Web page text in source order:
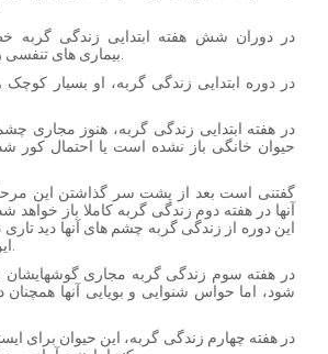
در دوران شش هفته ابتدایی زندگی گربه
در دوره ابتدایی زندگی گربه، او بسیار
در هفته ابتدایی زندگی گربه، هنوز مجاری
حیوان خانگی باز نشده است یا احتمال کور
گفتنی است بعد از پشت سر گذاشتن این
آنها در هفته دوم زندگی گربه کاملا باز
این دوره از زندگی گربه چشم های آنها دید
در هفته سوم زندگی گربه مجاری گوشهایشان
شود، اما حواس شنوایی و بویایی آنها
در هفته چهارم زندگی گربه، این حیوان برای